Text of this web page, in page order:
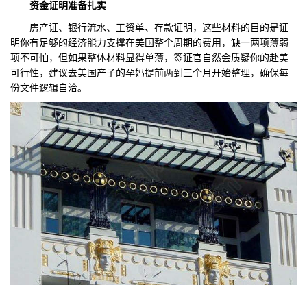
资金证明准备扎实
房产证、银行流水、工资单、存款证明，这些材料的目的是证
明你有足够的经济能力支撑在美国整个周期的费用，缺一两项薄弱
项不可怕，但如果整体材料显得单薄，签证官自然会质疑你的赴美
可行性，建议去美国产子的孕妈提前两到三个月开始整理，确保每
份文件逻辑自洽。